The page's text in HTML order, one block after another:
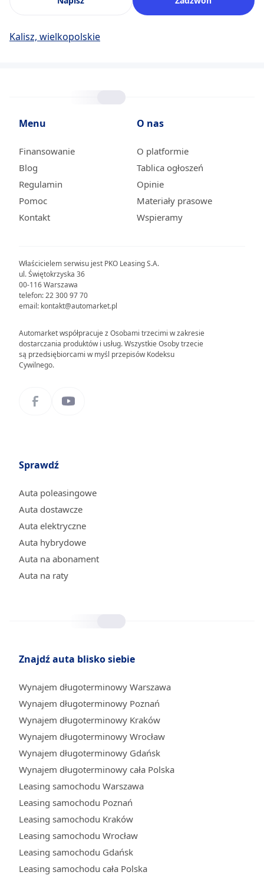
Kalisz, wielkopolskie
Właścicielem serwisu jest PKO Leasing S.A.
ul. Świętokrzyska 36
00-116 Warszawa
telefon: 22 300 97 70
email: kontakt@automarket.pl
Automarket współpracuje z Osobami trzecimi w zakresie
dostarczania produktów i usług. Wszystkie Osoby trzecie
są przedsiębiorcami w myśl przepisów Kodeksu
Cywilnego.
Menu
Finansowanie
Blog
Regulamin
Pomoc
Kontakt
O nas
O platformie
Tablica ogłoszeń
Opinie
Materiały prasowe
Wspieramy
Sprawdź
Auta poleasingowe
Auta dostawcze
Auta elektryczne
Auta hybrydowe
Auta na abonament
Auta na raty
Znajdź auta blisko siebie
Wynajem długoterminowy Warszawa
Wynajem długoterminowy Poznań
Wynajem długoterminowy Kraków
Wynajem długoterminowy Wrocław
Wynajem długoterminowy Gdańsk
Wynajem długoterminowy cała Polska
Leasing samochodu Warszawa
Leasing samochodu Poznań
Leasing samochodu Kraków
Leasing samochodu Wrocław
Leasing samochodu Gdańsk
Leasing samochodu cała Polska